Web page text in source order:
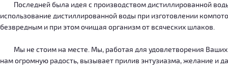
Последней была идея с производством дистиллированной
использование дистиллированной воды при изготовлении
безвредным и при этом очищая организм от всяческих шлаков.
Мы не стоим на месте. Мы, работая для удовлетворения Ваших
нам огромную радость, вызывает прилив энтузиазма, желание и